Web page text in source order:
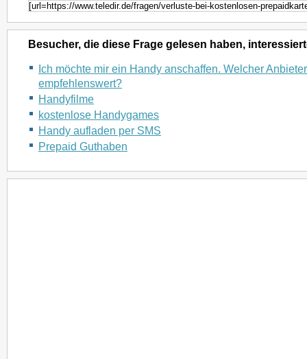
Besucher, die diese Frage gelesen haben,
Ich möchte mir ein Handy anschaffen. Welcher
empfehlenswert?
Handyfilme
kostenlose Handygames
Handy aufladen per SMS
Prepaid Guthaben